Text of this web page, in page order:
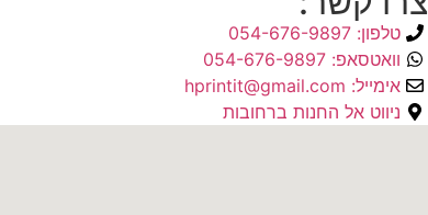
טלפון: 054-676-9897
וואטסאפ: 054-676-9897
אימייל: hprintit@gmail.com
ניווט אל החנות ברחובות